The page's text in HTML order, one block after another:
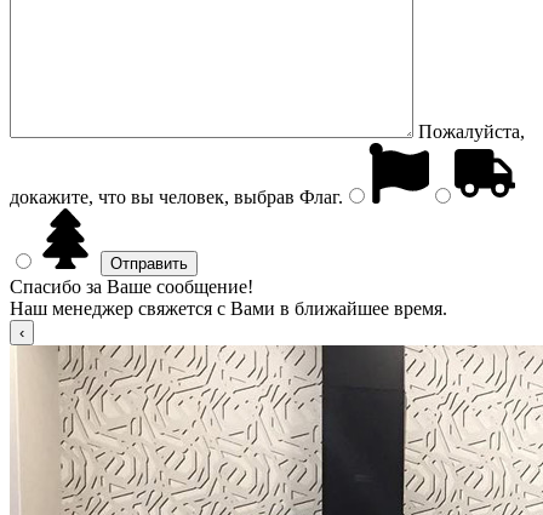
Пожалуйста,
докажите, что вы человек, выбрав Флаг.
Спасибо за Ваше сообщение!
Наш менеджер свяжется с Вами в ближайшее время.